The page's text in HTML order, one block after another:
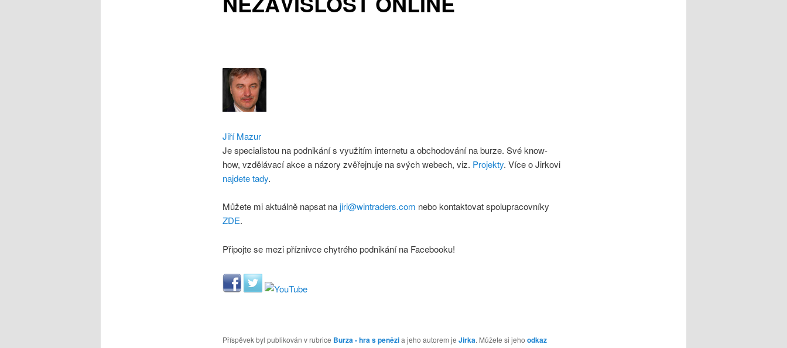
Jiří Mazur
Je specialistou na podnikání s využitím internetu a obchodování na burze. Své know-
how, vzdělávací akce a názory zvěřejnuje na svých webech, viz. Projekty. Více o Jirkovi
najdete tady.
Můžete mi aktuálně napsat najiri@wintraders.com nebo kontaktovat spolupracovníky
ZDE.
Připojte se mezi příznivce chytrého podnikání na Facebooku!
Příspěvek byl publikován v rubrice Burza - hra s penězia jeho autorem je Jirka. Můžete si jeho odkaz